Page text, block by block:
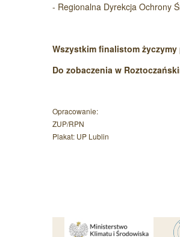
- Regionalna Dyrekcja Ochrony
Wszystkim finalistom
Do zobaczenia w
Opracowanie:
ZUP/RPN
Plakat: UP Lublin